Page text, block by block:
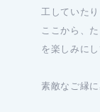
工していたり
ここから、
を楽しみにし
素敵なご縁に